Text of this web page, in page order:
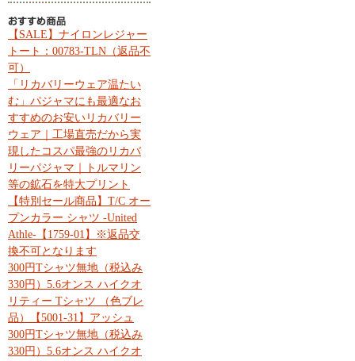
【SALE】ナイロンレジャー
トート：00783-TLN（返品不
可）
「リカバリーウェア温たい
む」パジャマにも最適なお
すすめのお安いリカバリー
ウェア｜工場直売だから実
現したコスパ最強のリカバ
リーパジャマ｜トルマリン
等の鉱石を特大プリント
【特別セール商品】T/C オー
プンカラー シャツ -United
Athle-【1759-01】※返品交
換不可となります
300円Tシャツ無地（税込み
330円）5.6オンス ハイクオ
リティー Tシャツ （色ブレ
品）【5001-31】アッシュ
300円Tシャツ無地（税込み
330円）5.6オンス ハイクオ